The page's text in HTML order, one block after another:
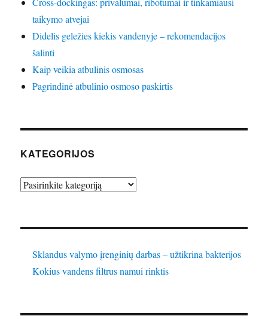
taikymo atvejai
Didelis geležies kiekis vandenyje – rekomendacijos
šalinti
Kaip veikia atbulinis osmosas
Pagrindinė atbulinio osmoso paskirtis
KATEGORIJOS
Kategorijos
Sklandus valymo įrenginių darbas – užtikrina bakterijos
Kokius vandens filtrus namui rinktis